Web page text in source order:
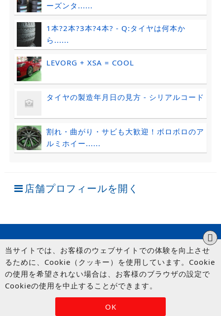
ーズンタ......
1本?2本?3本?4本? - Q:タイヤは何本か
ら......
LEVORG + XSA = COOL
タイヤの製造年月日の見方 - シリアルコード
割れ・曲がり・サビも大歓迎！ボロボロのア
ルミホイー......
店舗プロフィールを開く
© UP GARAGE GROUP Co., Ltd.
OK
当サイトでは、お客様のウェブサイトでの体験を向上させ
るために、Cookie（クッキー）を使用しています。Cookie
の使用を希望されない場合は、お客様のブラウザの設定で
Cookieの使用を中止することができます。